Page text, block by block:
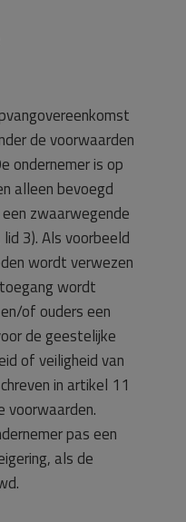
de voorwaarden
ondernemer is op
alleen bevoegd
zwaarwegende
3). Als voorbeeld
wordt verwezen
wordt
of ouders een
de geestelijke
of veiligheid van
in artikel 11
voorwaarden.
pas een
als de